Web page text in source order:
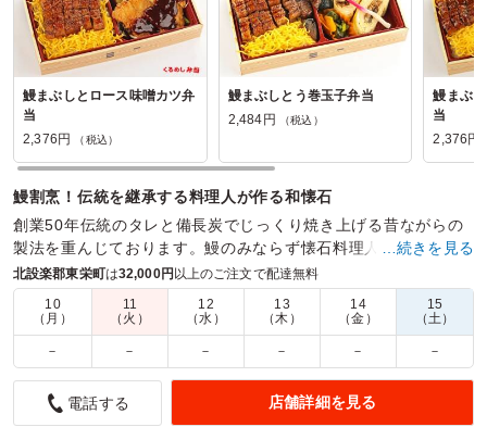
鰻まぶしとロース味噌カツ弁
当
2,376円
（税込）
鰻まぶしとう巻玉子弁当
2,484円
（税込）
鰻まぶ
当
2,376円
鰻割烹！伝統を継承する料理人が作る和懐石
創業50年伝統のタレと備長炭でじっくり焼き上げる昔ながらの
製法を重んじております。鰻のみならず懐石料理人が作る料理
も絶品！匠の技をお客様の五感でお楽しみください。
商品数： 締切日時： 2日前12:00 価格帯：
2,268円～4,104円
配達時間：
10:00～17:00
味､量とも良かったです
4.0
…続きを見る
北設楽郡東栄町は32,000円 以上のご注文で配達無料
10
（月）
11
（火）
12
（水）
13
（木）
14
（金）
15
（土）
－ － － － － －
電話する 店舗詳細を見る